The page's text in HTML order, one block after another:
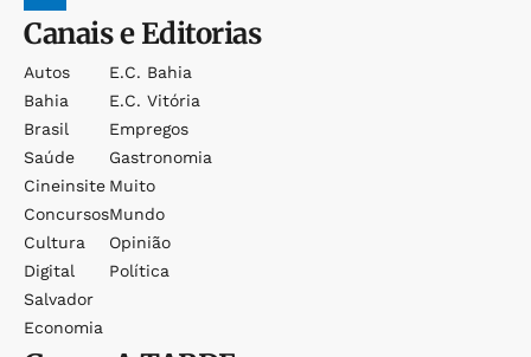
Canais e Editorias
Autos
Bahia
Brasil
Saúde
Cineinsite
Concursos
Cultura
Digital
Salvador
Economia
E.c. Bahia
E.c. Vitória
Empregos
Gastronomia
Muito
Mundo
Opinião
Política